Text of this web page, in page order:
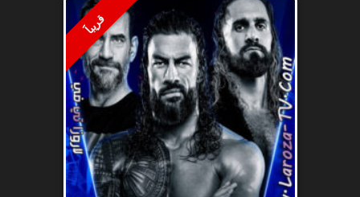
قريباََ